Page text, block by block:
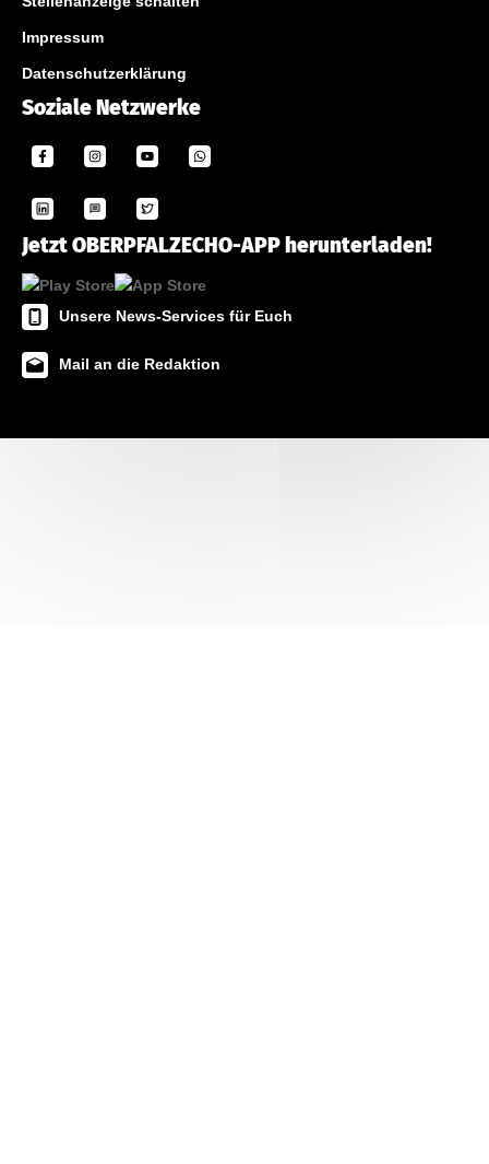
Impressum
Datenschutzerklärung
Soziale Netzwerke
Jetzt OBERPFALZECHO-APP herunterladen!
Unsere News-Services für Euch
Mail an die Redaktion